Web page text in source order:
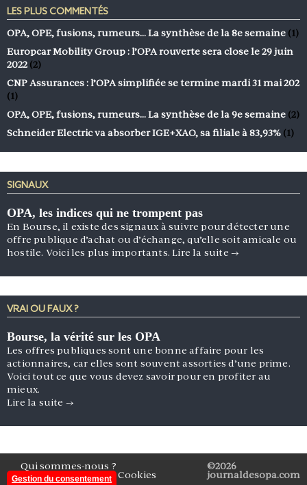
LES PLUS COMMENTÉS
OPA, OPE, fusions, rumeurs… La synthèse de la 8e semaine (1)
Europcar Mobility Group : l’OPA rouverte sera close le 29 juin
2022 (2)
CNP Assurances : l’OPA simplifiée se termine mardi 31 mai 202
(1)
OPA, OPE, fusions, rumeurs… La synthèse de la 9e semaine (2)
Schneider Electric va absorber IGE+XAO, sa filiale à 83,93% (1)
SIGNAUX
OPA, les indices qui ne trompent pas
En Bourse, il existe des signaux à suivre pour détecter une
offre publique d’achat ou d’échange, qu’elle soit amicale ou
hostile. Voici les plus importants.Lire la suite →
VRAI OU FAUX ?
Bourse, la vérité sur les OPA
Les offres publiques sont une bonne affaire pour les
actionnaires, car elles sont souvent assorties d’une prime.
Voici tout ce que vous devez savoir pour en profiter au
mieux.
Lire la suite →
Qui sommes-nous ?
Mentions légales
Cookies
©2026
journaldesopa.com
Gestion du consentement